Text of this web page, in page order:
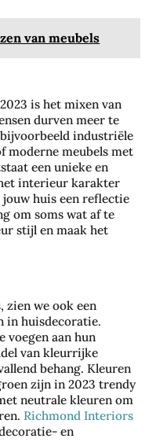
van meubels
is het mixen van
durven meer te
industriële
moderne meubels met
een unieke en
interieur karakter
jouw huis een reflectie
om soms wat af te
stijl en maak het
zien we ook een
in huisdecoratie.
voegen aan hun
van kleurrijke
behang. Kleuren
zijn in 2023 trendy
neutrale kleuren om
Richmond Interiors
en